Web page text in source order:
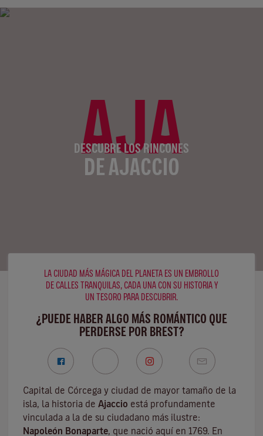
AJA
DESCUBRE LOS RINCONES
DE AJACCIO
LA CIUDAD MÁS MÁGICA DEL PLANETA ES UN EMBROLLO
DE CALLES TRANQUILAS, CADA UNA CON SU HISTORIA Y
UN TESORO PARA DESCUBRIR.
¿PUEDE HABER ALGO MÁS ROMÁNTICO QUE
PERDERSE POR BREST?
Capital de Córcega y ciudad de mayor tamaño de la
isla, la historia de Ajaccio está profundamente
vinculada a la de su ciudadano más ilustre:
Napoleón Bonaparte, que nació aquí en 1769. En